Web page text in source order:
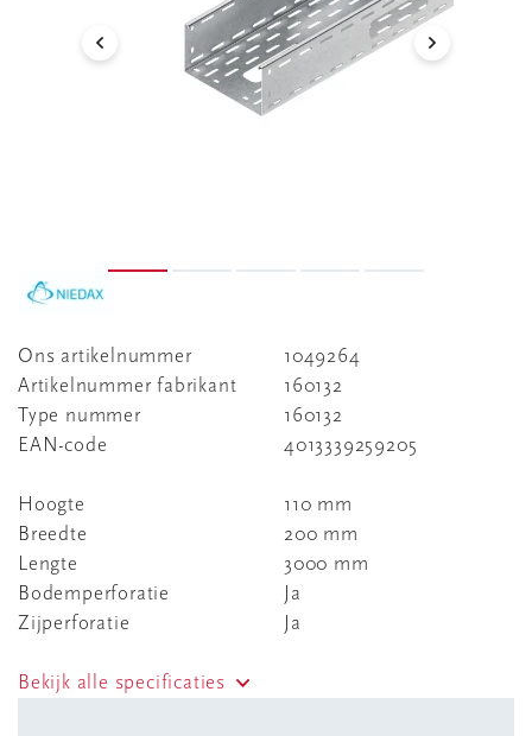
Ons artikelnummer
1049264
Artikelnummer fabrikant
160132
Type nummer
160132
EAN-code
4013339259205
Hoogte
110 mm
Breedte
200 mm
Lengte
3000 mm
Bodemperforatie
Ja
Zijperforatie
Ja
Bekijk alle specificaties